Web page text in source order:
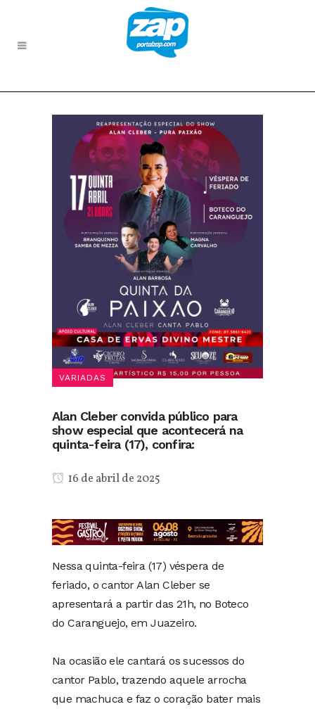
VARIADAS
Alan Cleber convida público para
show especial que acontecerá na
quinta-feira (17), confira:
16 de abril de 2025
Nessa quinta-feira (17) véspera de
feriado, o cantor Alan Cleber se
apresentará a partir das 21h, no Boteco
do Caranguejo, em Juazeiro.
Na ocasião ele cantará os sucessos do
cantor Pablo, trazendo aquele arrocha
que machuca e faz o coração bater mais